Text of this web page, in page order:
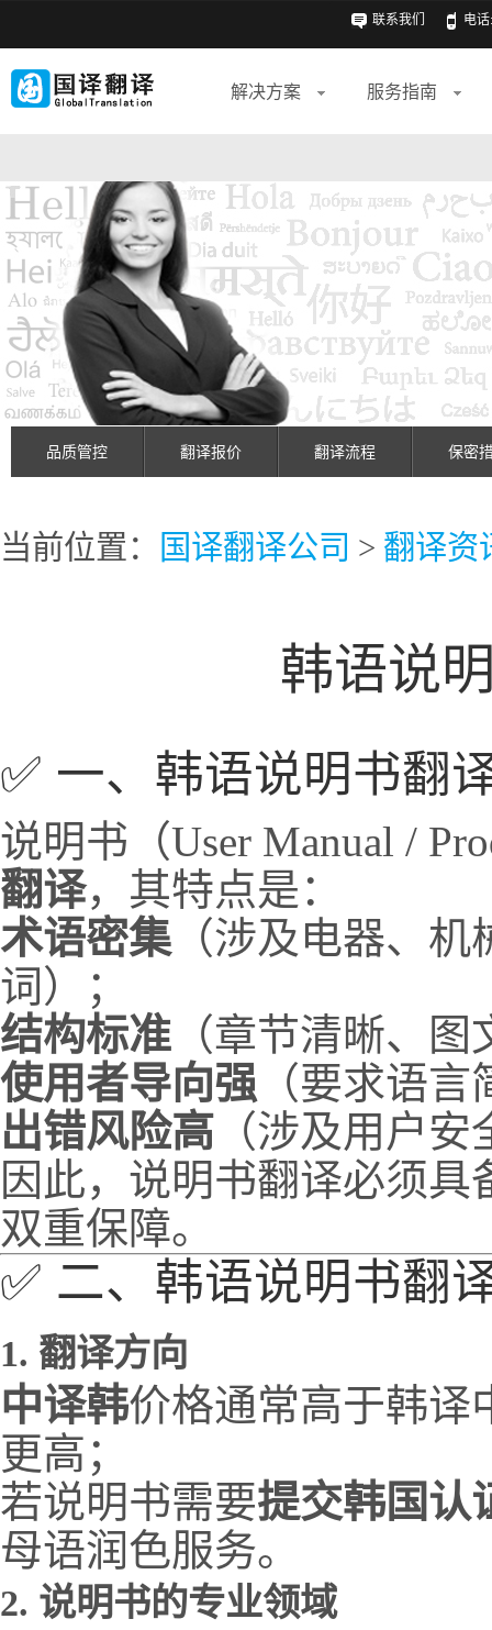
联系我们 电话
解决方案 服务指南
品质管控 翻译报价 翻译流程 保密
当前位置： 国译翻译公司 > 翻译资
韩语说
✅ 一、韩语说明书翻
说明书（User Manual /
翻译，其特点是：
术语密集 （涉及电器、
词）；
结构标准 （章节清晰、
使用者导向强 （要求语
出错风险高 （涉及用户
因此，说明书翻译必须具
双重保障。
✅ 二、韩语说明书翻
1. 翻译方向
中译韩价格通常高于韩译
更高；
若说明书需要提交韩国认
母语润色服务。
2. 说明书的专业领域